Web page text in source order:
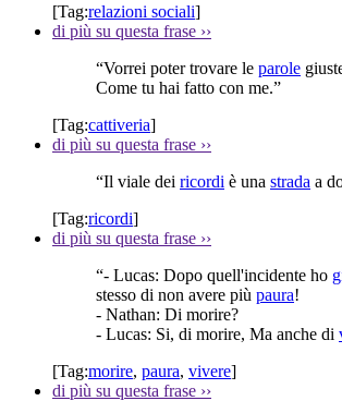
[Tag:relazioni sociali]
di più su questa frase ››
“Vorrei poter trovare le parole
Come tu hai fatto con me.”
[Tag:cattiveria]
di più su questa frase ››
“Il viale dei ricordi è una strada a
[Tag:ricordi]
di più su questa frase ››
“- Lucas: Dopo quell'incidente ho
stesso di non avere più paura!
- Nathan: Di morire?
- Lucas: Si, di morire, Ma anche di
[Tag:morire, paura, vivere]
di più su questa frase ››